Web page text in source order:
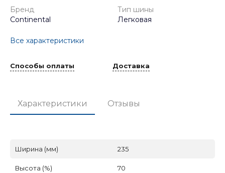
Бренд
Continental
Тип шины
Легковая
Все характеристики
Способы оплаты Доставка
Характеристики Отзывы
Ширина (мм) 235
Высота (%) 70